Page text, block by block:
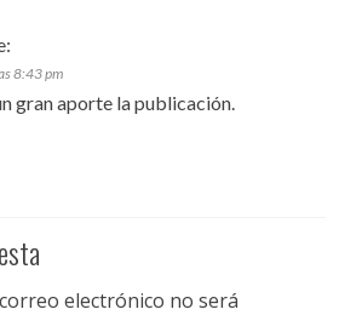
8:43 pm
gran aporte la publicación.
electrónico no será